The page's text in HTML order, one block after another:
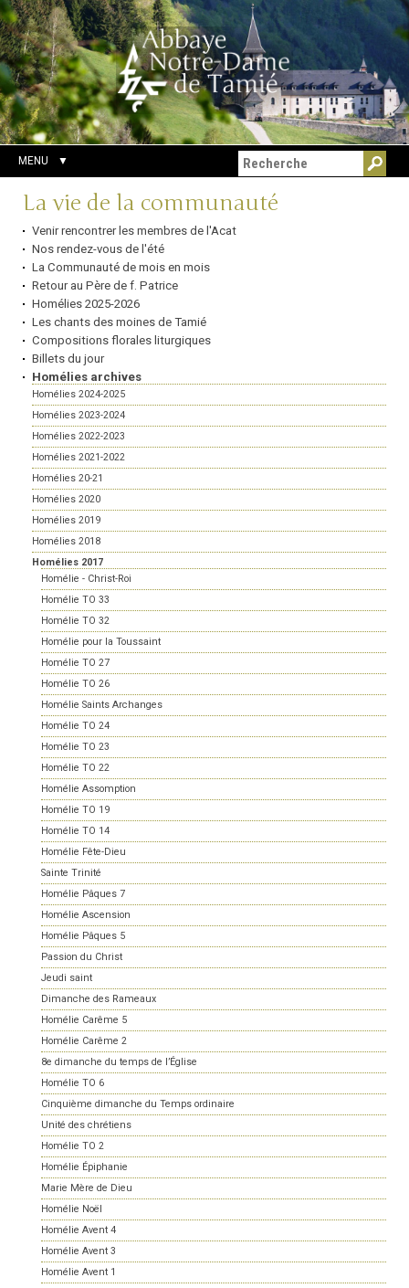
Aller
au
contenu.
|
Aller
à
la
navigation
Outils
personnels
Chercher par
Recherche
avancée…
MENU
Navigation
La vie de la communauté
Venir rencontrer les membres de l'Acat
Nos rendez-vous de l'été
La Communauté de mois en mois
Retour au Père de f. Patrice
Homélies 2025-2026
Les chants des moines de Tamié
Compositions florales liturgiques
Billets du jour
Homélies archives
Homélies 2024-2025
Homélies 2023-2024
Homélies 2022-2023
Homélies 2021-2022
Homélies 20-21
Homélies 2020
Homélies 2019
Homélies 2018
Homélies 2017
Homélie - Christ-Roi
Homélie TO 33
Homélie TO 32
Homélie pour la Toussaint
Homélie TO 27
Homélie TO 26
Homélie Saints Archanges
Homélie TO 24
Homélie TO 23
Homélie TO 22
Homélie Assomption
Homélie TO 19
Homélie TO 14
Homélie Fête-Dieu
Sainte Trinité
Homélie Pâques 7
Homélie Ascension
Homélie Pâques 5
Passion du Christ
Jeudi saint
Dimanche des Rameaux
Homélie Carême 5
Homélie Carême 2
8e dimanche du temps de l’Église
Homélie TO 6
Cinquième dimanche du Temps ordinaire
Unité des chrétiens
Homélie TO 2
Homélie Épiphanie
Marie Mère de Dieu
Homélie Noël
Homélie Avent 4
Homélie Avent 3
Homélie Avent 1